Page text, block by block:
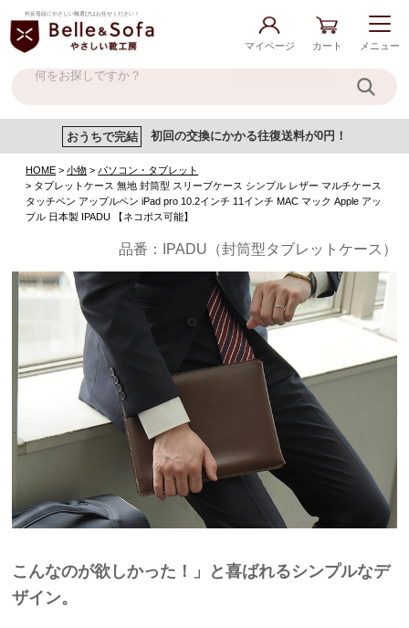
外反母趾にやさしい靴選びはお任せください！
マイページ カート メニュー
おうちで完結 初回の交換にかかる往復送料が0円！
HOME 小物
パソコン・タブレット
タブレットケース 無地 封筒型 スリーブケース シンプル レザー マルチケース
タッチペン アップルペン iPad pro 10.2インチ 11インチ MAC マック Apple アッ
プル 日本製 IPADU 【ネコポス可能】
品番：IPADU（封筒型タブレットケース）
こんなのが欲しかった！」と喜ばれるシンプルなデ
ザイン。